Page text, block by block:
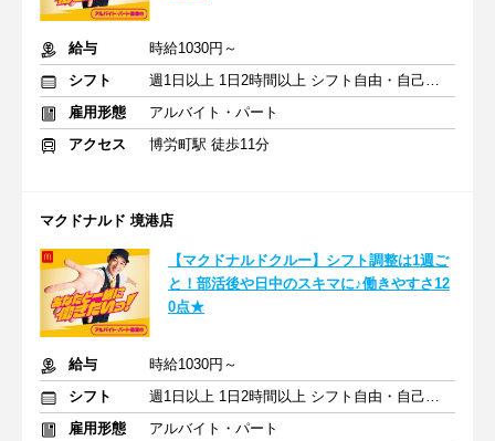
給与
時給1030円～
シフト
週1日以上 1日2時間以上 シフト自由・自己申告
雇用形態
アルバイト・パート
アクセス
博労町駅 徒歩11分
マクドナルド 境港店
【マクドナルドクルー】シフト調整は1週ご
と！部活後や日中のスキマに♪働きやすさ12
0点★
給与
時給1030円～
シフト
週1日以上 1日2時間以上 シフト自由・自己申告
雇用形態
アルバイト・パート